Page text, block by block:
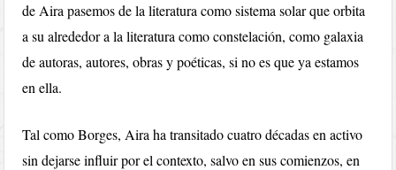
de Aira pasemos de la literatura como sistema solar que orbita
a su alrededor a la literatura como constelación, como galaxia
de autoras, autores, obras y poéticas, si no es que ya estamos
en ella.
Tal como Borges, Aira ha transitado cuatro décadas en activo
sin dejarse influir por el contexto, salvo en sus comienzos, en